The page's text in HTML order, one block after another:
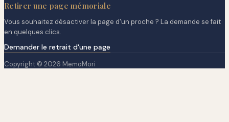
Retirer une page mémoriale
Vous souhaitez désactiver la page d'un proche ? La demande se fait
en quelques clics.
Demander le retrait d'une page
Copyright © 2026 MemoMori